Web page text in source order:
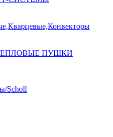
ПУШКИ
Scholl